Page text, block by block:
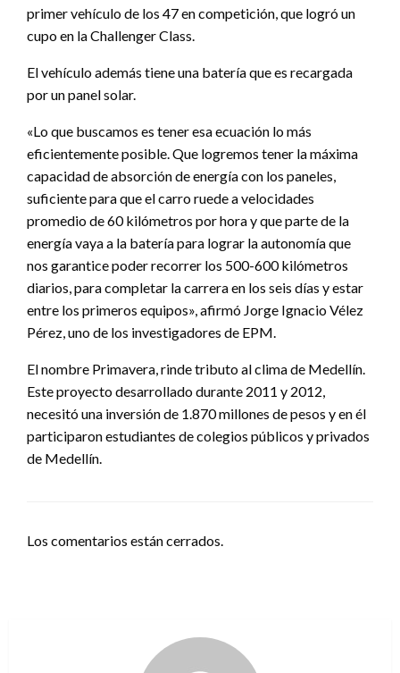
primer vehículo de los 47 en competición, que logró un
cupo en la Challenger Class.
El vehículo además tiene una batería que es recargada
por un panel solar.
«Lo que buscamos es tener esa ecuación lo más
eficientemente posible. Que logremos tener la máxima
capacidad de absorción de energía con los paneles,
suficiente para que el carro ruede a velocidades
promedio de 60 kilómetros por hora y que parte de la
energía vaya a la batería para lograr la autonomía que
nos garantice poder recorrer los 500-600 kilómetros
diarios, para completar la carrera en los seis días y estar
entre los primeros equipos», afirmó Jorge Ignacio Vélez
Pérez, uno de los investigadores de EPM.
El nombre Primavera, rinde tributo al clima de Medellín.
Este proyecto desarrollado durante 2011 y 2012,
necesitó una inversión de 1.870 millones de pesos y en él
participaron estudiantes de colegios públicos y privados
de Medellín.
Los comentarios están cerrados.